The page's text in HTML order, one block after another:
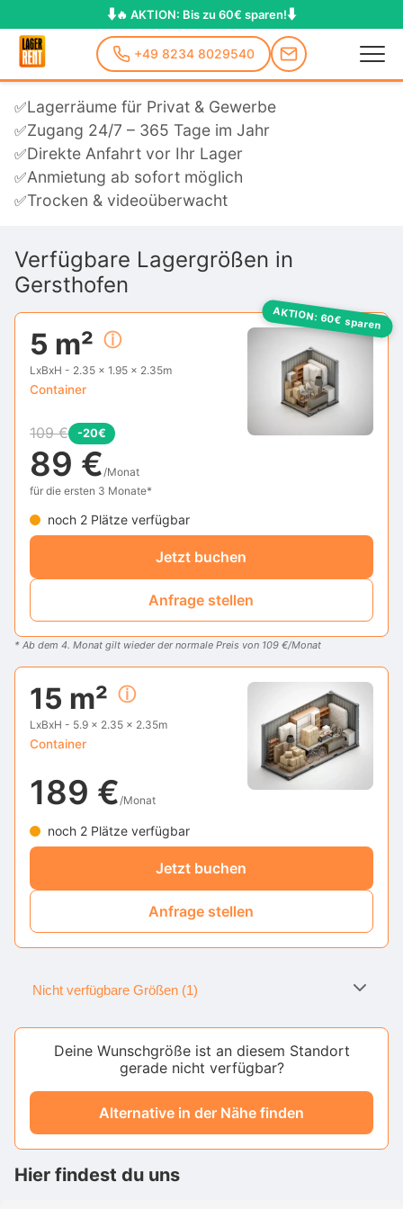
⬇️🔥 AKTION: Bis zu 60€ sparen!⬇️
+49 8234 8029540
Lagerraum mieten in
Gersthofen
✅Lagerräume für Privat & Gewerbe
✅Zugang 24/7 – 365 Tage im Jahr
✅Direkte Anfahrt vor Ihr Lager
✅Anmietung ab sofort möglich
✅Trocken & videoüberwacht
Verfügbare Lagergrößen in
Gersthofen
AKTION: 60€sparen
5 m² ⓘ
LxBxH - 2.35 x 1.95 x 2.35m
Container
109 € -20€
89 €/Monat
für die ersten 3 Monate*
noch 2 Plätze verfügbar
Jetzt buchen
Anfrage stellen
* Ab dem 4. Monat gilt wieder der normale Preis von 109 €/Monat
15 m² ⓘ
LxBxH - 5.9 x 2.35 x 2.35m
Container
189 €/Monat
noch 2 Plätze verfügbar
Jetzt buchen
Anfrage stellen
Nicht verfügbare Größen (1)
Deine Wunschgröße ist an diesem Standort
gerade nicht verfügbar?
Alternative in der Nähe finden
Hier findest du uns